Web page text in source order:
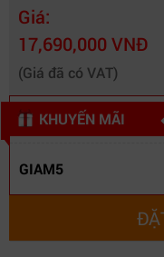
Trọng lượng
Màu sắc
Bạc
Xuất xứ
Trung Quốc
Giá:
17,690,000 VNĐ
(Giá đã có VAT)
KHUYẾN MÃI
GIAM5